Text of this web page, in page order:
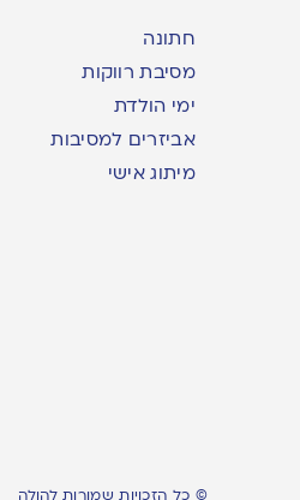
חתונה
מסיבת רווקות
ימי הולדת
אביזרים למסיבות
מיתוג אישי
© כל הזכויות שמורות להולה